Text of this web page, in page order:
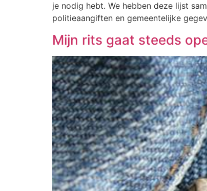
je nodig hebt. We hebben deze lijst
politieaangiften en gemeentelijke
Mijn rits gaat steeds